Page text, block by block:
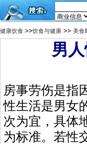
健康饮食 >>饮食与健康 >> 美食
男
房事劳伤是指
性生活是男女
次为宜，具体
为标准。若性